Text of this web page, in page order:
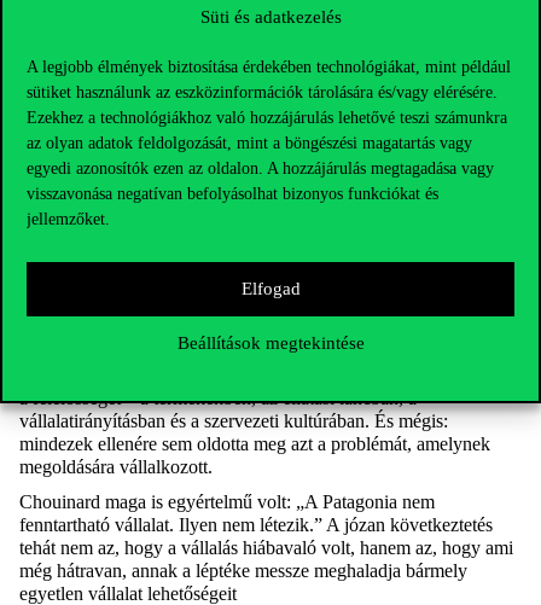
Süti és adatkezelés
A legjobb élmények biztosítása érdekében technológiákat, mint például
sütiket használunk az eszközinformációk tárolására és/vagy elérésére.
Ezekhez a technológiákhoz való hozzájárulás lehetővé teszi számunkra
az olyan adatok feldolgozását, mint a böngészési magatartás vagy
egyedi azonosítók ezen az oldalon. A hozzájárulás megtagadása vagy
visszavonása negatívan befolyásolhat bizonyos funkciókat és
jellemzőket.
Elfogad
Beállítások megtekintése
A clean climbing paradoxona
A Patagonia olyan piaci kultúrában működik, amelyet továbbra is
túlnyomórészt amaterialista értékek határoznak meg – a
gazdagság, a státusz, a külsőségek és az újdonság hajszolása,
amelyek eleve túlzott fogyasztást generálnak. Egyetlen vállalat –
bármilyen jól irányított és őszintén elkötelezett – nem tudja
egyoldalúan megváltoztatni azt az értékrendszert, amelyben a piac
működik. A Patagonia képes belső működésében a másokra
figyelő értékeket megtestesíteni, és képes megtagadni a
részben semlegesíti még a leglelkiismeretesebb vásárlói
döntéseket is.
Éppen ezért is fontos ez az esettanulmány, mert megmutatja,
a felelősséget – a termékekben, az ellátási láncban, a
vállalatirányításban és a szervezeti kultúrában. És mégis:
mindezek ellenére sem oldotta meg azt a problémát, amelynek
megoldására vállalkozott.
Chouinard maga is egyértelmű volt: „A Patagonia nem
fenntartható vállalat. Ilyen nem létezik.” A józan következtetés
tehát nem az, hogy a vállalás hiábavaló volt, hanem az, hogy ami
még hátravan, annak a léptéke messze meghaladja bármely
egyetlen vállalat lehetőségeit